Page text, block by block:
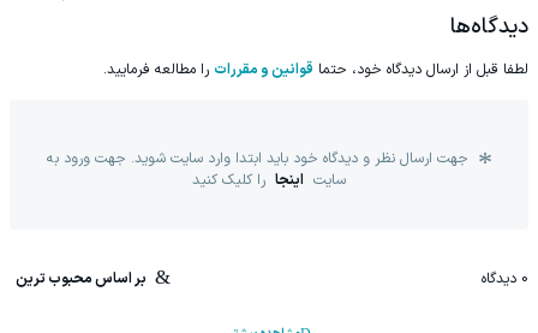
داروخانه‌
دیدگاه‌ها
لطفا قبل از ارسال دیدگاه خود، حتما قوانین و مقررات را مطالعه فرمایید.
جهت ارسال نظر و دیدگاه خود باید ابتدا وارد سایت شوید. جهت ورود به
سایت اینجا را کلیک کنید
0 دیدگاه بر اساس محبوب ترین